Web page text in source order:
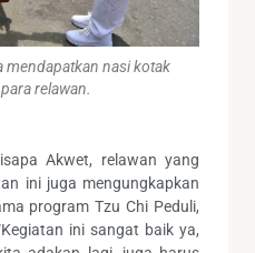
mendapatkan nasi kotak
relawan.
Akwet, relawan yang
ini juga mengungkapkan
program Tzu Chi Peduli,
ini sangat baik ya,